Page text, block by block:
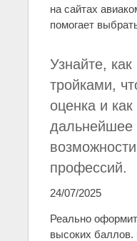
на сайтах
помогает
Узнайте, как
тройками,
оценка и
дальнейшее
профессий.
24/07/2025
Реально
высоких баллов.